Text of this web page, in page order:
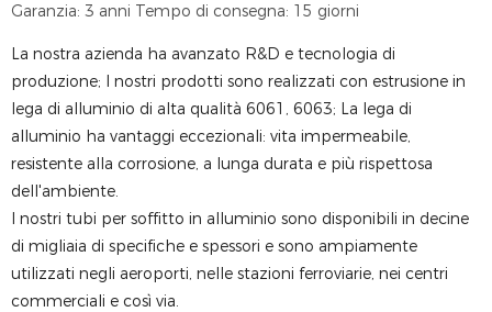
Garanzia: 3 anni Tempo di consegna: 15 giorni
La nostra azienda ha avanzato R&D e tecnologia di
produzione; I nostri prodotti sono realizzati con estrusione in
lega di alluminio di alta qualità 6061, 6063; La lega di
alluminio ha vantaggi eccezionali: vita impermeabile,
resistente alla corrosione, a lunga durata e più rispettosa
dell'ambiente.
I nostri tubi per soffitto in alluminio sono disponibili in decine
di migliaia di specifiche e spessori e sono ampiamente
utilizzati negli aeroporti, nelle stazioni ferroviarie, nei centri
commerciali e così via.